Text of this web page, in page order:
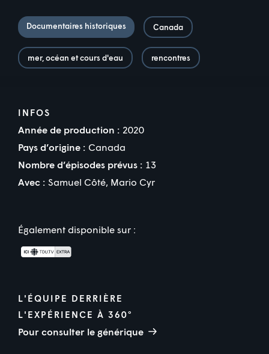
Documentaires historiques Canada
mer, océan et cours d'eau rencontres
INFOS
Année de production : 2020
Pays d’origine : Canada
Nombre d’épisodes prévus : 13
Avec : Samuel Côté, Mario Cyr
Également disponible sur :
L'ÉQUIPE DERRIÈRE
L'EXPÉRIENCE À 360°
Pour consulter le générique